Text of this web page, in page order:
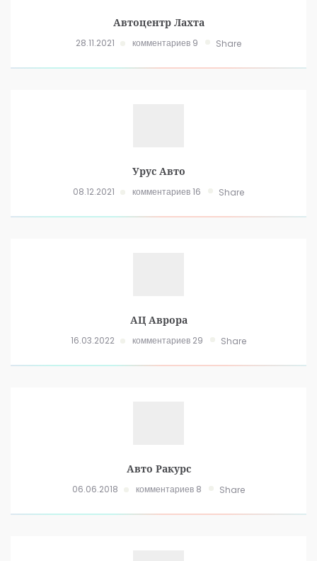
Автоцентр Лахта
28.11.2021 комментариев 9 Share
Урус Авто
08.12.2021 комментариев 16 Share
АЦ Аврора
16.03.2022 комментариев 29 Share
Авто Ракурс
06.06.2018 комментариев 8 Share